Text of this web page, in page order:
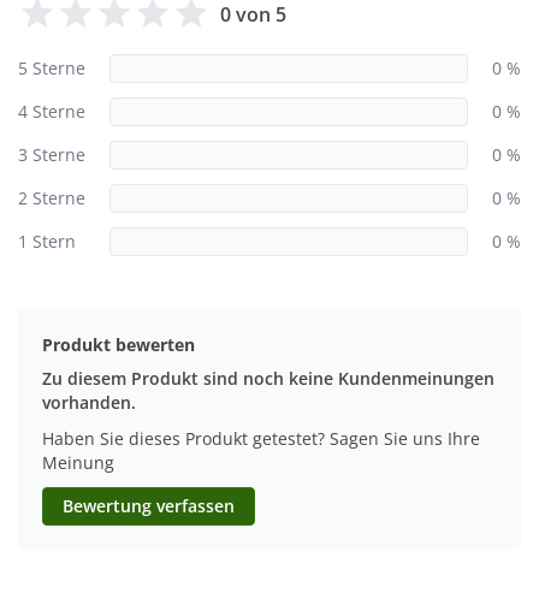
0 von 5
5 Sterne
0 %
4 Sterne
0 %
3 Sterne
0 %
2 Sterne
0 %
1 Stern
0 %
Produkt bewerten
Zu diesem Produkt sind noch keine Kundenmeinungen
vorhanden.
Haben Sie dieses Produkt getestet? Sagen Sie uns Ihre
Meinung
Bewertung verfassen